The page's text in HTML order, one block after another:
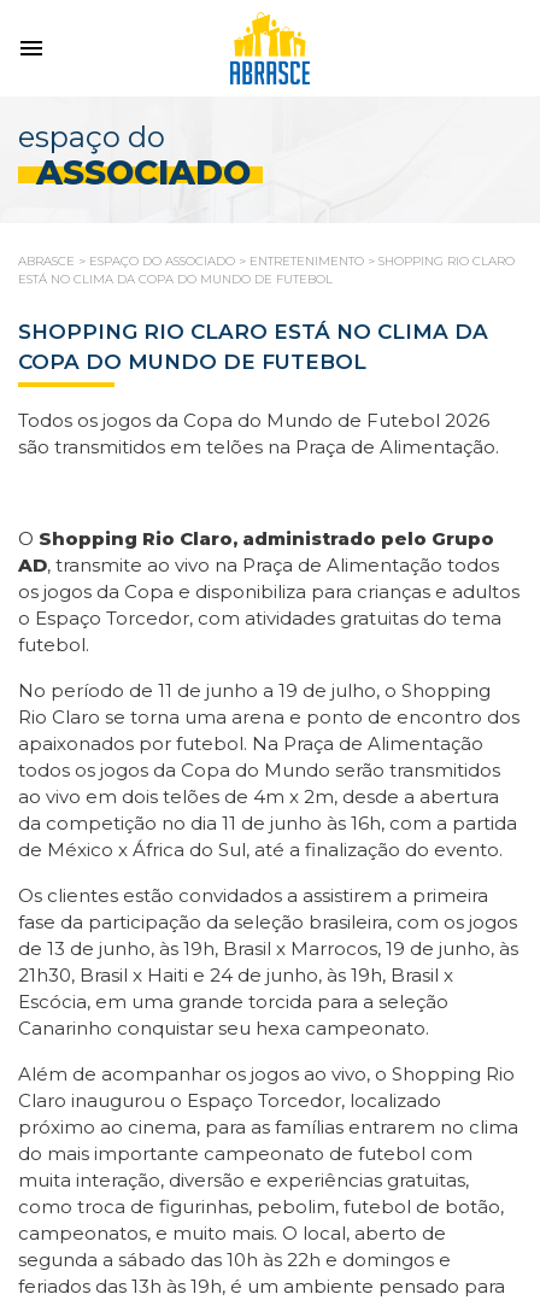
espaço do
ASSOCIADO
ABRASCE > ESPAÇO DO ASSOCIADO > ENTRETENIMENTO > SHOPPING RIO CLARO
ESTÁ NO CLIMA DA COPA DO MUNDO DE FUTEBOL
SHOPPING RIO CLARO ESTÁ NO CLIMA DA
COPA DO MUNDO DE FUTEBOL
Todos os jogos da Copa do Mundo de Futebol 2026
são transmitidos em telões na Praça de Alimentação.
O Shopping Rio Claro, administrado pelo Grupo
AD, transmite ao vivo na Praça de Alimentação todos
os jogos da Copa e disponibiliza para crianças e adultos
o Espaço Torcedor, com atividades gratuitas do tema
futebol.
No período de 11 de junho a 19 de julho, o Shopping
Rio Claro se torna uma arena e ponto de encontro dos
apaixonados por futebol. Na Praça de Alimentação
todos os jogos da Copa do Mundo serão transmitidos
ao vivo em dois telões de 4m x 2m, desde a abertura
da competição no dia 11 de junho às 16h, com a partida
de México x África do Sul, até a finalização do evento.
Os clientes estão convidados a assistirem a primeira
fase da participação da seleção brasileira, com os jogos
de 13 de junho, às 19h, Brasil x Marrocos, 19 de junho, às
21h30, Brasil x Haiti e 24 de junho, às 19h, Brasil x
Escócia, em uma grande torcida para a seleção
Canarinho conquistar seu hexa campeonato.
Além de acompanhar os jogos ao vivo, o Shopping Rio
Claro inaugurou o Espaço Torcedor, localizado
próximo ao cinema, para as famílias entrarem no clima
do mais importante campeonato de futebol com
muita interação, diversão e experiências gratuitas,
como troca de figurinhas, pebolim, futebol de botão,
campeonatos, e muito mais. O local, aberto de
segunda a sábado das 10h às 22h e domingos e
feriados das 13h às 19h, é um ambiente pensado para